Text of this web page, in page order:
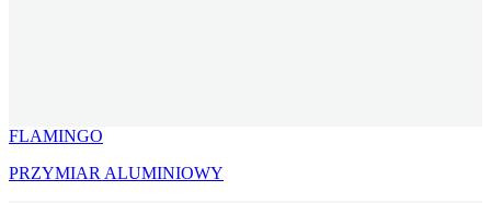
FLAMINGO
PRZYMIAR ALUMINIOWY